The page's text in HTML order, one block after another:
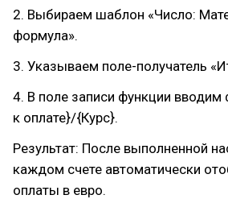
2. Выбираем шаблон «Число:
формула».
3. Указываем поле-получатель
4. В поле записи функции вводим
к оплате}/{Курс}.
Результат: После выполненной
каждом счете автоматически
оплаты в евро.